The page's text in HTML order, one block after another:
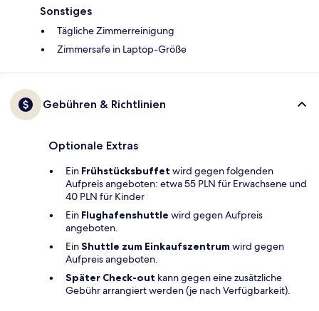
Sonstiges
Tägliche Zimmerreinigung
Zimmersafe in Laptop-Größe
Gebühren & Richtlinien
Optionale Extras
Ein Frühstücksbuffet wird gegen folgenden
Aufpreis angeboten: etwa 55 PLN für Erwachsene und
40 PLN für Kinder
Ein Flughafenshuttle wird gegen Aufpreis
angeboten.
EinShuttle zum Einkaufszentrum wird gegen
Aufpreis angeboten.
Später Check-out kann gegen eine zusätzliche
Gebühr arrangiert werden (je nach Verfügbarkeit).